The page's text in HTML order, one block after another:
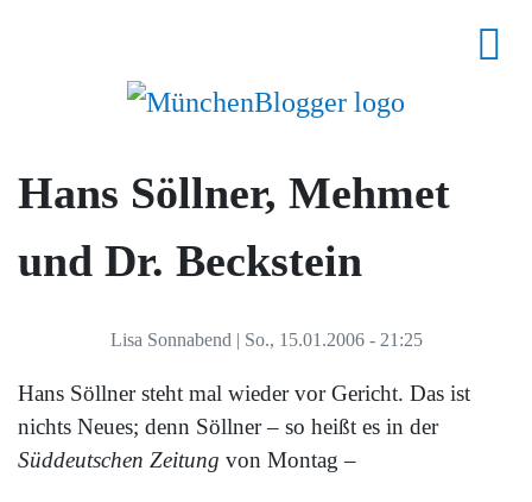
Hans Söllner, Mehmet
und Dr. Beckstein
Lisa Sonnabend | So., 15.01.2006 - 21:25
Hans Söllner steht mal wieder vor Gericht. Das ist
nichts Neues; denn Söllner – so heißt es in der
Süddeutschen Zeitung von Montag –